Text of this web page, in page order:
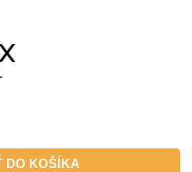
na likér, aperitív
DO KOŠÍKA